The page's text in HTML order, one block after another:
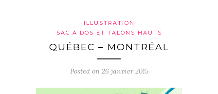
ILLUSTRATION
SAC À DOS ET TALONS HAUTS
QUÉBEC – MONTRÉAL
Posted on 26 janvier 2015